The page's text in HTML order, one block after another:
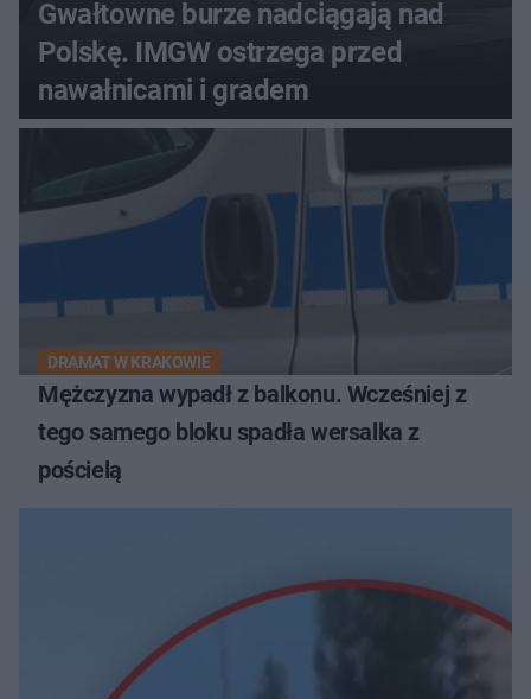
Gwałtowne burze nadciągają nad
Polskę. IMGW ostrzega przed
nawałnicami i gradem
DRAMAT W KRAKOWIE
Mężczyzna wypadł z balkonu. Wcześniej z
tego samego bloku spadła wersalka z
pościelą